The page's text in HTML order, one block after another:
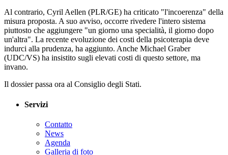
Al contrario, Cyril Aellen (PLR/GE) ha criticato "l'incoerenza" della
misura proposta. A suo avviso, occorre rivedere l'intero sistema
piuttosto che aggiungere "un giorno una specialità, il giorno dopo
un'altra". La recente evoluzione dei costi della psicoterapia deve
indurci alla prudenza, ha aggiunto. Anche Michael Graber
(UDC/VS) ha insistito sugli elevati costi di questo settore, ma
invano.
Il dossier passa ora al Consiglio degli Stati.
Servizi
Contatto
News
Agenda
Galleria di foto